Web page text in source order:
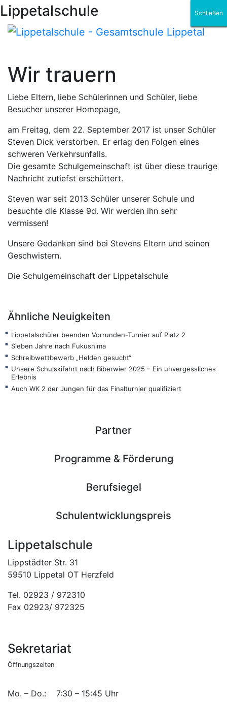
Lippetalschule
Wir trauern
Liebe Eltern, liebe Schülerinnen und Schüler, liebe
Besucher unserer Homepage,
am Freitag, dem 22. September 2017 ist unser Schüler
Steven Dick verstorben. Er erlag den Folgen eines
schweren Verkehrsunfalls.
Die gesamte Schulgemeinschaft ist über diese traurige
Nachricht zutiefst erschüttert.
Steven war seit 2013 Schüler unserer Schule und
besuchte die Klasse 9d. Wir werden ihn sehr
vermissen!
Unsere Gedanken sind bei Stevens Eltern und seinen
Geschwistern.
Die Schulgemeinschaft der Lippetalschule
Ähnliche Neuigkeiten
Lippetalschüler beenden Vorrunden-Turnier auf Platz 2
Sieben Jahre nach Fukushima
Schreibwettbewerb „Helden gesucht“
Unsere Schulskifahrt nach Biberwier 2025 – Ein unvergessliches
Erlebnis
Auch WK 2 der Jungen für das Finalturnier qualifiziert
Partner
Programme & Förderung
Berufsiegel
Schulentwicklungspreis
Lippetalschule
Lippstädter Str. 31
59510 Lippetal OT Herzfeld
Tel. 02923 / 972310
Fax 02923/ 972325
Sekretariat
Öffnungszeiten
Mo. – Do.: 7:30 – 15:45 Uhr
Schließen
Schließen
Schließen
Schließen
Schließen
Schließen